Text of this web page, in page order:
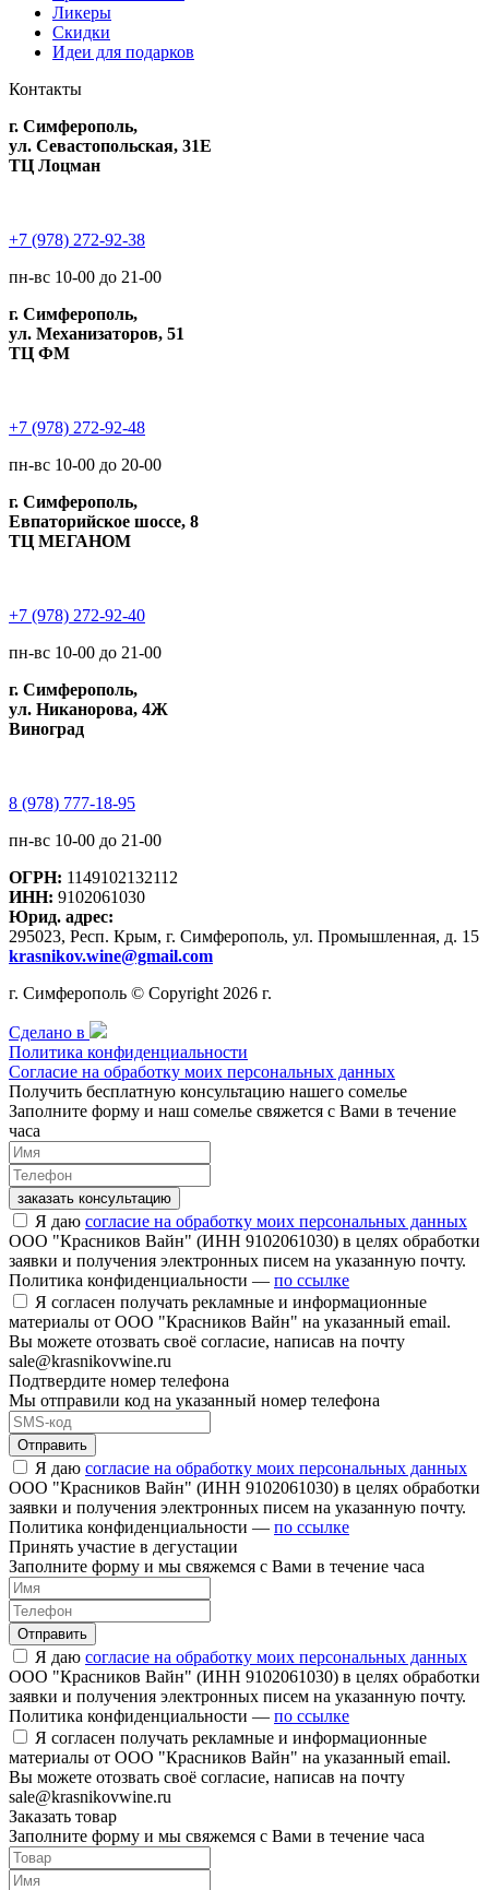
Ликеры
Скидки
Идеи для подарков
Контакты
г. Симферополь,
ул. Севастопольская, 31Е
ТЦ Лоцман
+7 (978) 272-92-38
пн-вс 10-00 до 21-00
г. Симферополь,
ул. Механизаторов, 51
ТЦ ФМ
+7 (978) 272-92-48
пн-вс 10-00 до 20-00
г. Симферополь,
Евпаторийское шоссе, 8
ТЦ МЕГАНОМ
+7 (978) 272-92-40
пн-вс 10-00 до 21-00
г. Симферополь,
ул. Никанорова, 4Ж
Виноград
8 (978) 777-18-95
пн-вс 10-00 до 21-00
ОГРН: 1149102132112
ИНН: 9102061030
Юрид. адрес:
295023, Респ. Крым, г. Симферополь, ул. Промышленная, д. 15
krasnikov.wine@gmail.com
г. Симферополь © Copyright 2026 г.
Сделано в
Политика конфиденциальности
Согласие на обработку моих персональных данных
Получить бесплатную консультацию нашего сомелье
Заполните форму и наш сомелье свяжется с Вами в течение
часа
заказать консультацию
Я даю согласие на обработку моих персональных данных
ООО "Красников Вайн" (ИНН 9102061030) в целях обработки
заявки и получения электронных писем на указанную почту.
Политика конфиденциальности — по ссылке
Я согласен получать рекламные и информационные
материалы от ООО "Красников Вайн" на указанный email.
Вы можете отозвать своё согласие, написав на почту
sale@krasnikovwine.ru
Подтвердите номер телефона
Мы отправили код на указанный номер телефона
Отправить
Я даю согласие на обработку моих персональных данных
ООО "Красников Вайн" (ИНН 9102061030) в целях обработки
заявки и получения электронных писем на указанную почту.
Политика конфиденциальности — по ссылке
Принять участие в дегустации
Заполните форму и мы свяжемся с Вами в течение часа
Отправить
Я даю согласие на обработку моих персональных данных
ООО "Красников Вайн" (ИНН 9102061030) в целях обработки
заявки и получения электронных писем на указанную почту.
Политика конфиденциальности — по ссылке
Я согласен получать рекламные и информационные
материалы от ООО "Красников Вайн" на указанный email.
Вы можете отозвать своё согласие, написав на почту
sale@krasnikovwine.ru
Заказать товар
Заполните форму и мы свяжемся с Вами в течение часа